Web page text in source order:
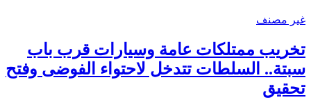
غير مصنف
تخريب ممتلكات عامة وسيارات قرب باب
سبتة.. السلطات تتدخل لاحتواء الفوضى وفتح
تحقيق